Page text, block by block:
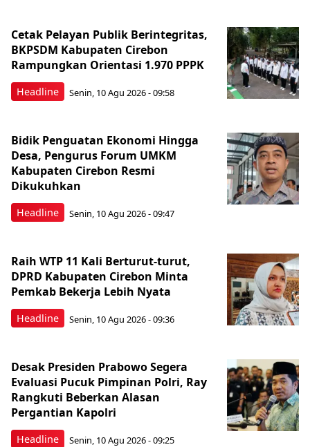
Headline
Cetak Pelayan Publik Berintegritas,
BKPSDM Kabupaten Cirebon
Rampungkan Orientasi 1.970 PPPK
Senin, 10 Agu 2026 - 09:58
Headline
Bidik Penguatan Ekonomi Hingga
Desa, Pengurus Forum UMKM
Kabupaten Cirebon Resmi
Dikukuhkan
Senin, 10 Agu 2026 - 09:47
Headline
Raih WTP 11 Kali Berturut-turut,
DPRD Kabupaten Cirebon Minta
Pemkab Bekerja Lebih Nyata
Senin, 10 Agu 2026 - 09:36
Headline
Desak Presiden Prabowo Segera
Evaluasi Pucuk Pimpinan Polri, Ray
Rangkuti Beberkan Alasan
Pergantian Kapolri
Senin, 10 Agu 2026 - 09:25